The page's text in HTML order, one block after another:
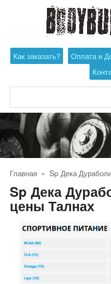
Как заказать? Оплата и
Главная » Sp Дека
Sp Дека Дураболин сравнить
цены Талнах